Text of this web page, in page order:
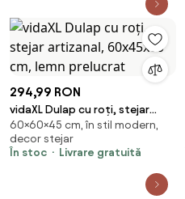
294,99 RON
vidaXL Dulap cu roți, stejar
artizanal, 60x45x60 cm, lemn
prelucrat
60×60×45 cm, în stil modern,
decor stejar
În stoc
Livrare gratuită